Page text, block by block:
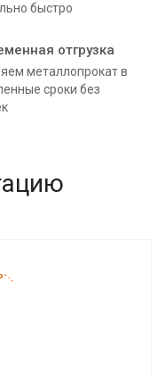
быстро
отгрузка
металлопрокат в
сроки без